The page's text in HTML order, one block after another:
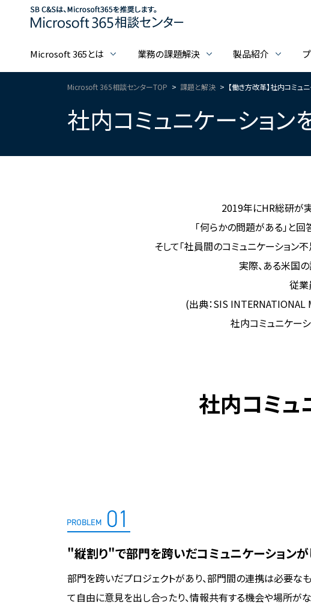
Microsoft 365とは 業務の課題解決 製品紹介
Microsoft 365相談センターTOP 課題と解決 【働き方改革】社内コミュ
社内コミュニケーション
2019年にHR総研が
「何らかの問題がある」と回
そして「社員間のコミュニケーション
実際、ある米国
従業
(出典：SIS
社内コミュニケー
社内コミュ
"縦割り"で部門を跨いだコミュニケーションが
部門を跨いだプロジェクトがあり、部門間の連携は必要な
て自由に意見を出し合ったり、情報共有する機会や場所がな